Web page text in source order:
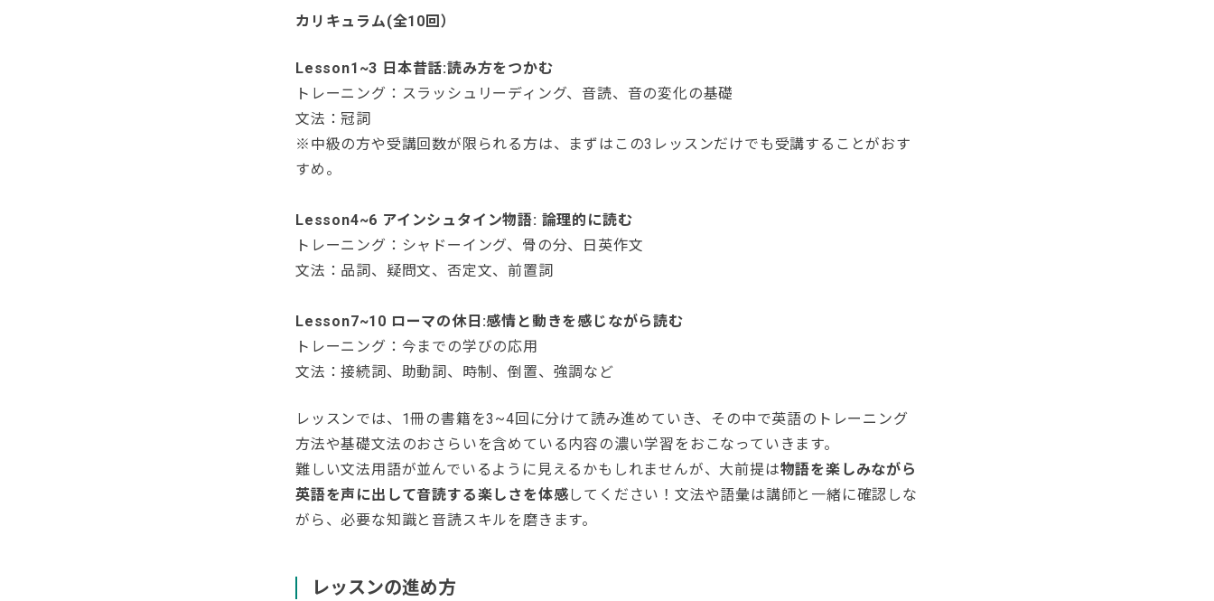
カリキュラム(全10回）
Lesson1~3 日本昔話:読み方をつかむ
トレーニング：スラッシュリーディング、音読、音の変化の基礎
文法：冠詞
※中級の方や受講回数が限られる方は、まずはこの3レッスンだけでも受講することがおす
すめ。
Lesson4~6 アインシュタイン物語: 論理的に読む
トレーニング：シャドーイング、骨の分、日英作文
文法：品詞、疑問文、否定文、前置詞
Lesson7~10 ローマの休日:感情と動きを感じながら読む
トレーニング：今までの学びの応用
文法：接続詞、助動詞、時制、倒置、強調など
レッスンでは、1冊の書籍を3~4回に分けて読み進めていき、その中で英語のトレーニング
方法や基礎文法のおさらいを含めている内容の濃い学習をおこなっていきます。
難しい文法用語が並んでいるように見えるかもしれませんが、大前提は物語を楽しみながら
英語を声に出して音読する楽しさを体感 してください！文法や語彙は講師と一緒に確認しな
がら、必要な知識と音読スキルを磨きます。
レッスンの進め方